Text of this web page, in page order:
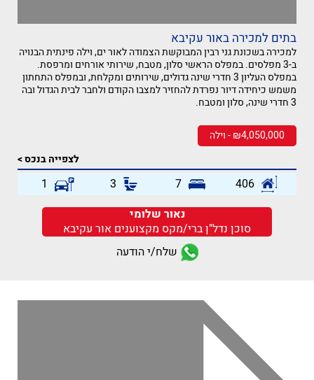
בתים למכירה באור עקיבא
למכירה בשכונת גני רבין המבוקשת הצמודה לאור ים, וילה פינתית הבנויה
ב-3 מפלסים. במפלס הראשי סלון, מטבח, שירותי אורחים ומרפסת.
במפלס העליון 3 חדרי שינה גדולים, שירותים ומקלחת, ובמפלס התחתון
משמש כיחידה דיור נפרדת להחזיר למצבו הקודם ולחבר לבית הגדול ובה
3 חדרי שינה, סלון ומטבח.
₪4,050,000 - וילה
לצפייה בנכס >
406
7
3
1
נאור שלומי
סוכן נדל"ן ברי/מקס מקצוענים אור עקיבא
שלח/י הודעה